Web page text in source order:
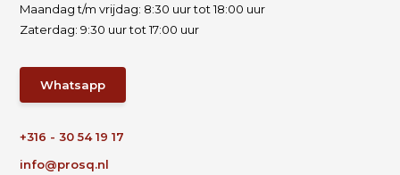
Maandag t/m vrijdag: 8:30 uur tot 18:00 uur
Zaterdag: 9:30 uur tot 17:00 uur
Whatsapp
+316 - 30 54 19 17
info@prosq.nl